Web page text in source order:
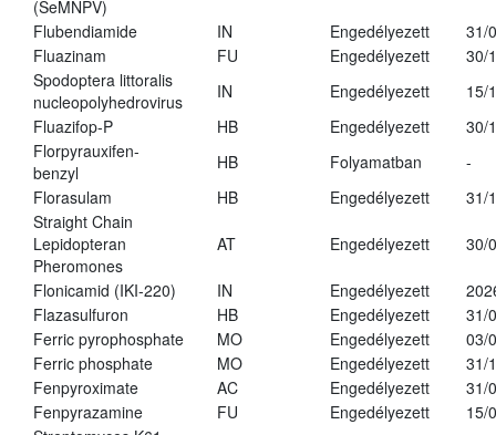
(SeMNPV)
Flubendiamide IN Engedélyezett
31/
Fluazinam
FU Engedélyezett
30/
Spodoptera littoralis
nucleopolyhedrovirus
IN Engedélyezett
15/
Fluazifop-P
HB Engedélyezett
30/
Florpyrauxifen-
benzyl
HB Folyamatban
-
Florasulam
HB Engedélyezett
31/
Straight Chain
Lepidopteran
Pheromones
AT Engedélyezett 30/
Flonicamid (IKI-220) IN Engedélyezett
Flazasulfuron
HB Engedélyezett
31/
Ferric pyrophosphate
MO Engedélyezett
03/
Ferric phosphate
MO Engedélyezett
31/
Fenpyroximate
AC Engedélyezett
31/
Fenpyrazamine
FU Engedélyezett
15/